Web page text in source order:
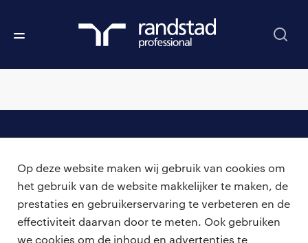
Op deze website maken wij gebruik van cookies om
het gebruik van de website makkelijker te maken, de
prestaties en gebruikerservaring te verbeteren en de
effectiviteit daarvan door te meten. Ook gebruiken
we cookies om de inhoud en advertenties te
vacatures
zzp-opdrachten
careers for expats
voor opdrachtgevers
over ons